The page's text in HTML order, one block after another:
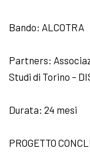
Bando: ALCOTRA
Partners:
Studi di Torino –
Durata: 24 mesi
PROGETTO